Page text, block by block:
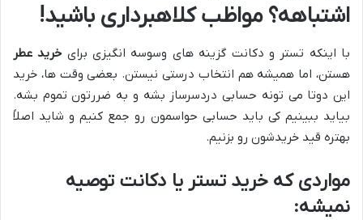
اشتباهه؟ مواظب کلاهبرداری باشید!
با اینکه تستر و دکانت گزینه های وسوسه انگیزی برای خرید عطر
هستن، اما همیشه هم انتخاب درستی نیستن. بعضی وقت ها، خرید
این دوتا می تونه حسابی دردسرساز بشه و به ضررتون تموم بشه.
بیاید ببینیم کی باید حسابی حواسمون رو جمع کنیم و شاید اصلاً
بهتره قید خریدشون رو بزنیم.
مواردی که خرید تستر یا دکانت توصیه
نمیشه: